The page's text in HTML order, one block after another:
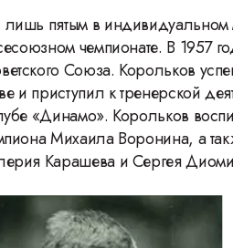
пятым в индивидуальном
чемпионате. В 1957
Союза. Корольков
и приступил к тренерской
«Динамо». Корольков
Михаила Воронина, а
Карашева и Сергея
46